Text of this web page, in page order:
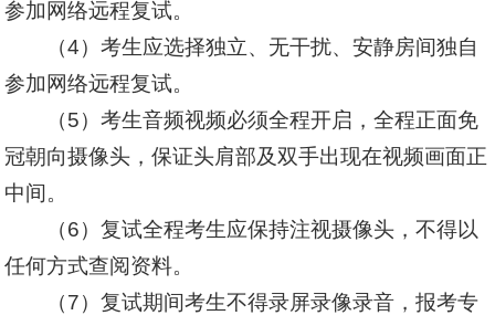
参加网络远程复试。
（4）考生应选择独立、无干扰、安静房间独自
参加网络远程复试。
（5）考生音频视频必须全程开启，全程正面免
冠朝向摄像头，保证头肩部及双手出现在视频画面正
中间。
（6）复试全程考生应保持注视摄像头，不得以
任何方式查阅资料。
（7）复试期间考生不得录屏录像录音，报考专